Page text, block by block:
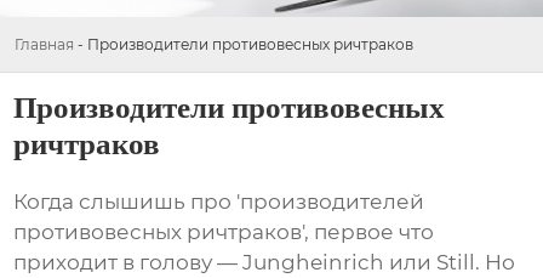
Главная - Производители противовесных ричтраков
Производители противовесных
ричтраков
Когда слышишь про 'производителей
противовесных ричтраков', первое что
приходит в голову — Jungheinrich или Still. Но